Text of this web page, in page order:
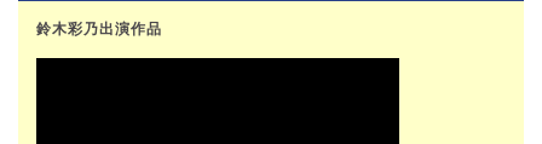
鈴木彩乃出演作品